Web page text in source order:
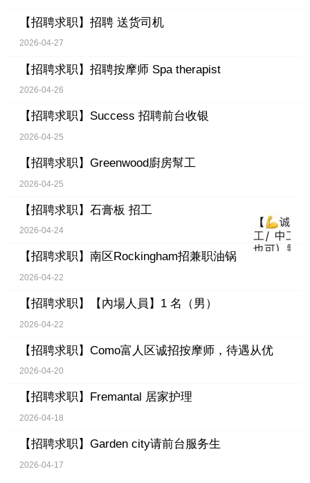
【招聘求职】 招聘 送货司机
2026-04-27
【招聘求职】 招聘按摩师 Spa therapist
2026-04-26
【招聘求职】 Success 招聘前台收银
2026-04-25
【招聘求职】 Greenwood廚房幫工
2026-04-25
【招聘求职】 石膏板 招工
2026-04-24
【招聘求职】 南区Rockingham招兼职油锅
2026-04-22
【招聘求职】 【內場人員】1 名（男）
2026-04-22
【招聘求职】 Como富人区诚招按摩师，待遇从优
2026-04-20
【招聘求职】 Fremantal 居家护理
2026-04-18
【招聘求职】 Garden city请前台服务生
2026-04-17